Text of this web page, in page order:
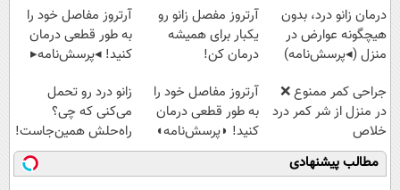
درمان زانو درد، بدون
هیچگونه عوارض در
منزل (◂پرسش‌نامه)
آرتروز مفصل زانو رو
یکبار برای همیشه
درمان کن!
آرتروز مفاصل خود را
به طور قطعی درمان
کنید! ◂پرسش‌نامه▸
جراحی کمر ممنوع ❌
در منزل از شر کمر درد
خلاص
شوید◂پرسش‌نامه
آرتروز مفاصل خود را
به طور قطعی درمان
کنید! ◗پرسش‌نامه◖
زانو درد رو تحمل
می‌کنی که چی؟
راه‌حلش همین‌جاست!
مطالب پیشنهادی